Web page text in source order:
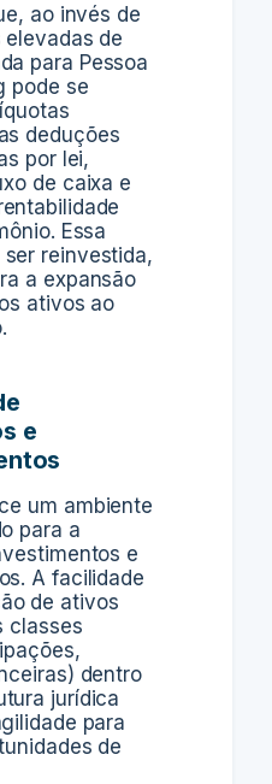
ao invés de
de
para Pessoa
pode se
deduções
por lei,
de caixa e
Essa
reinvestida,
a expansão
ativos ao
e
um ambiente
para a
e
A facilidade
de ativos
classes
dentro
jurídica
para
de